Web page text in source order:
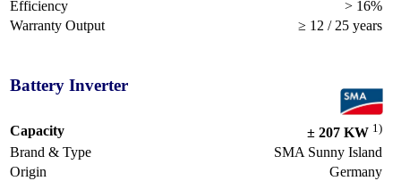
Efficiency
> 16%
Warranty Output
≥ 12 / 25 years
Battery Inverter
Capacity ± 207 KW 1)
Brand & Type
SMA Sunny Island
Origin
Germany